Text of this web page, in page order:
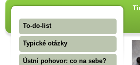
To-do-list
Typické otázky
Ústní pohovor: co na sebe?